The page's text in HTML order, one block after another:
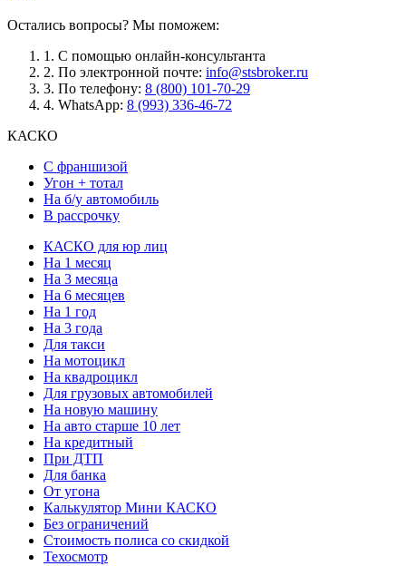
Остались вопросы? Мы поможем:
1. С помощью онлайн-консультанта
2. По электронной почте: info@stsbroker.ru
3. По телефону: 8 (800) 101-70-29
4. WhatsApp: 8 (993) 336-46-72
КАСКО
С франшизой
Угон + тотал
На б/у автомобиль
В рассрочку
КАСКО для юр лиц
На 1 месяц
На 3 месяца
На 6 месяцев
На 1 год
На 3 года
Для такси
На мотоцикл
На квадроцикл
Для грузовых автомобилей
На новую машину
На авто старше 10 лет
На кредитный
При ДТП
Для банка
От угона
Калькулятор Мини КАСКО
Без ограничений
Стоимость полиса со скидкой
Техосмотр